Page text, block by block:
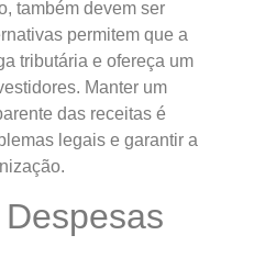
também devem ser
permitem que a
tributária e ofereça um
Manter um
das receitas é
legais e garantir a